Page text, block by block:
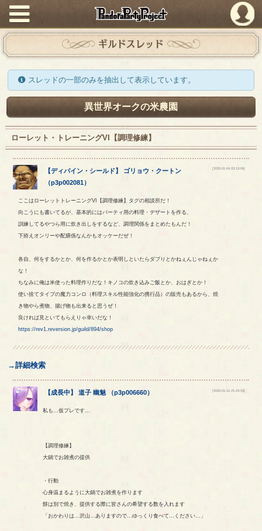
PandoraPartyProject
ギルドスレッド
スレッドの一部のみを抽出して表示しています。
異世界オークの米農園
ローレット・トレーニングVI【調理修練】
【ディバイン・シールド】 ゴリョウ ・ クートン
（p3p002081）
[2020-01-04 03:13:06]
ここはローレットトレーニングVI【調理修練】タグの相談所だ！
向こうにも書いてるが、基本的にはパーティ用の料理・デザートを作る、
訓練してるやつら用に炊き出しをするなど、調理関係をまとめたもんだ！
下拵えオンリーや配膳係なんかもオッケーだぜ！
各自、何をするかとか、何を作るかとか表明しといたらダブりとかねぇんじゃねぇか
な！
ちなみに俺は米使った料理作りだな！キノコの炊き込みご飯とか、おはぎとか！
使い捨てタイプの魔力コンロ（料理スキル性能強化の携行品）の販売もあるから、焼
き物やら煮物、揚げ物も出来ると思うぜ！
良ければ見といてもらえりゃ幸いだな！
https://rev1.reversion.jp/guild/894/shop
→詳細検索
【成長中】道子 幽魅 （p3p006660） [2020-01-10 21:24:53]
私も…仮プレです…
【調理修練】
大鍋でお雑煮の提供
・行動
心身温まるように大鍋でお雑煮を作ります
餅は別で焼き、提供する際に皆さんの希望する数を入れます
「おかわりは…沢山…ありますので…ゆっくり食べて…ください…」